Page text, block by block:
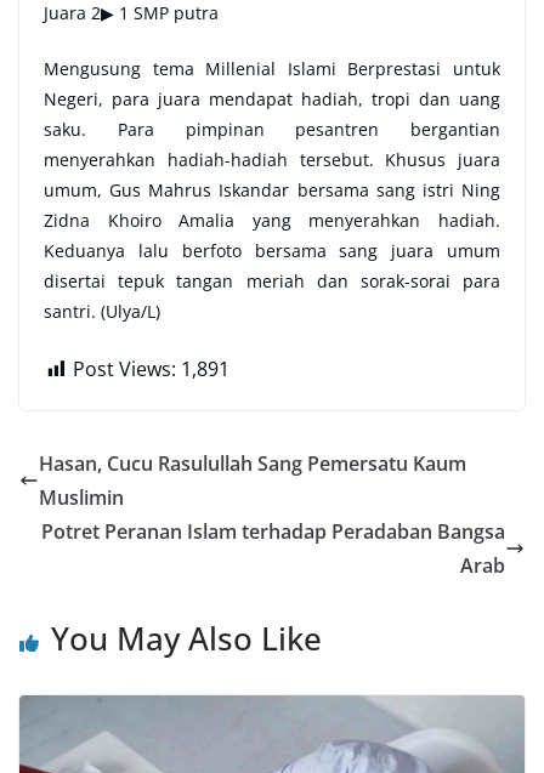
Juara 2▶ 1 SMP putra
Mengusung tema Millenial Islami Berprestasi untuk
Negeri, para juara mendapat hadiah, tropi dan uang
saku. Para pimpinan pesantren bergantian
menyerahkan hadiah-hadiah tersebut. Khusus juara
umum, Gus Mahrus Iskandar bersama sang istri Ning
Zidna Khoiro Amalia yang menyerahkan hadiah.
Keduanya lalu berfoto bersama sang juara umum
disertai tepuk tangan meriah dan sorak-sorai para
santri. (Ulya/L)
Post Views: 1,891
Hasan, Cucu Rasulullah Sang Pemersatu Kaum
Muslimin
Potret Peranan Islam terhadap Peradaban Bangsa
Arab
You May Also Like